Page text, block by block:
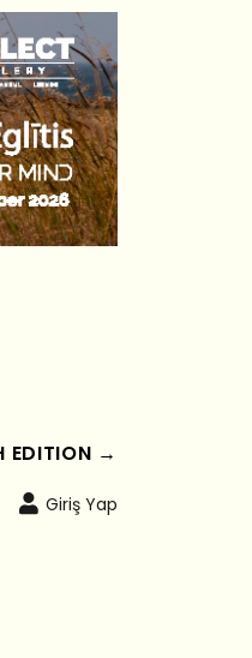
EDITION →
Giriş Yap